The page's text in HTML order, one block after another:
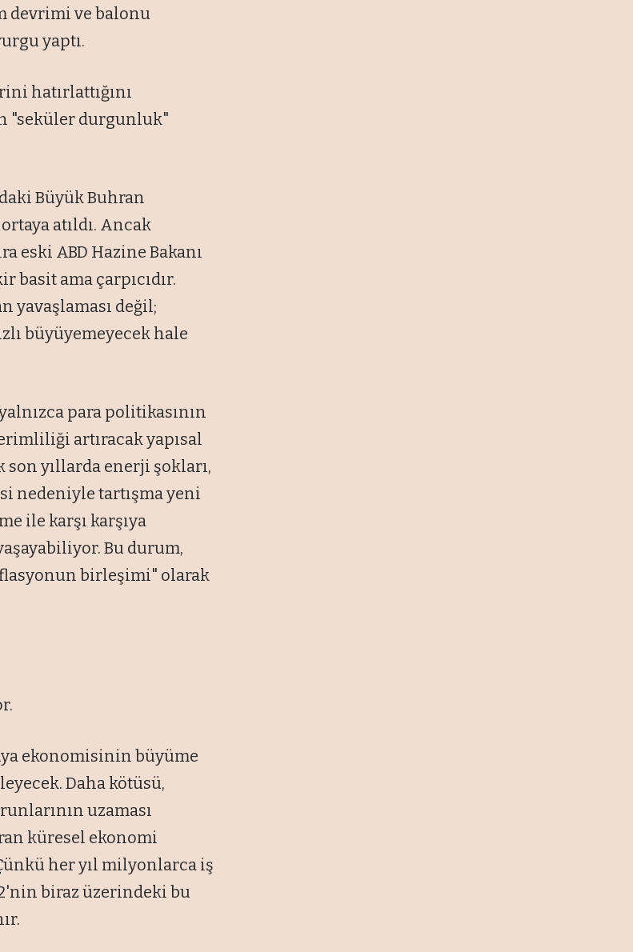
devrimi ve balonu
yaptı.
hatırlattığını
"seküler durgunluk"
Büyük Buhran
atıldı. Ancak
ABD Hazine Bakanı
basit ama çarpıcıdır.
yavaşlaması değil;
büyüyemeyecek hale
para politikasının
artıracak yapısal
yıllarda enerji şokları,
nedeniyle tartışma yeni
ile karşı karşıya
Bu durum,
birleşimi" olarak
ekonomisinin büyüme
Daha kötüsü,
uzaması
küresel ekonomi
her yıl milyonlarca iş
biraz üzerindeki bu